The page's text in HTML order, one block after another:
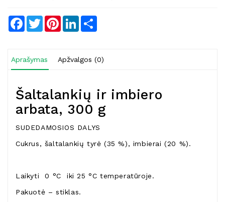
Facebook
TwitterPinterestLinkedIn
Aprašymas Apžvalgos (0)
Šaltalankių ir imbiero
arbata, 300 g
SUDEDAMOSIOS DALYS
Cukrus, šaltalankių tyrė (35 %), imbierai (20 %).
Laikyti 0 °C iki 25 °C temperatūroje.
Pakuotė – stiklas.